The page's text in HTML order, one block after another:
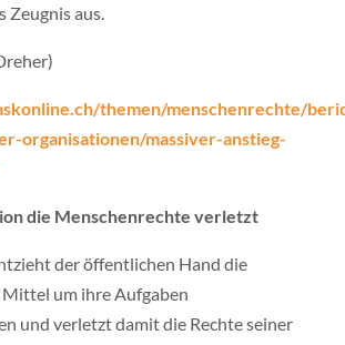
Zeugnis aus.
themen/menschenrechte/
organisationen/massiver-anstieg-
die Menschenrechte verletzt
der öffentlichen Hand die
um ihre Aufgaben
und verletzt damit die Rechte seiner